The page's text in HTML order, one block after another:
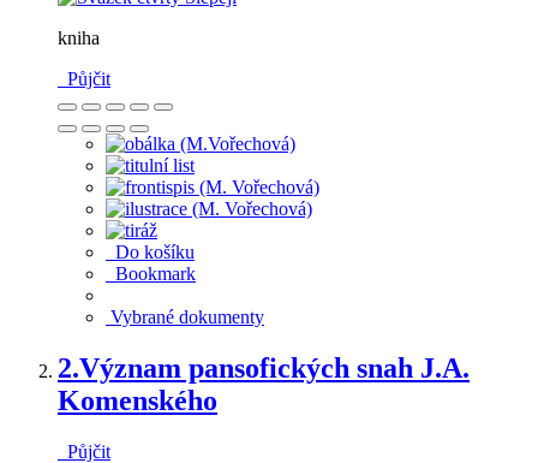
kniha
Půjčit
Do košíku
Bookmark
Vybrané dokumenty
2.Význam pansofických snah J.A.
Komenského
Půjčit